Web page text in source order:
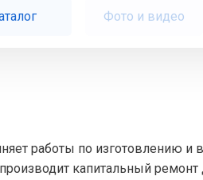
Фото и видео
работы по изготовлению и
капитальный